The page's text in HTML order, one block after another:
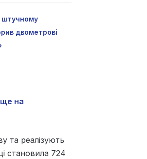
штучному
двометрові
ще на
та реалізують
становила 724